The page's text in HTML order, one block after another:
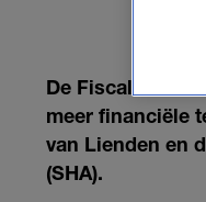
De Fiscale
meer financiële
van Lienden en
(SHA).